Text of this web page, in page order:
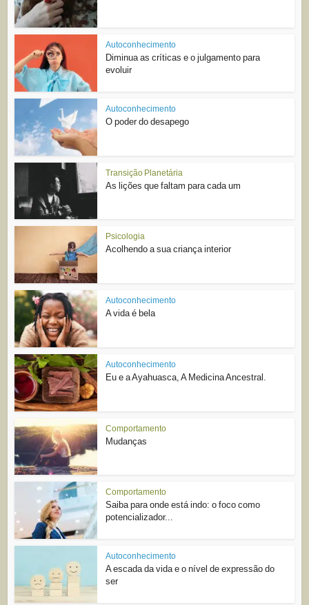
Autoconhecimento
Diminua as críticas e o julgamento para
evoluir
Autoconhecimento
O poder do desapego
Transição Planetária
As lições que faltam para cada um
Psicologia
Acolhendo a sua criança interior
Autoconhecimento
A vida é bela
Autoconhecimento
Eu e a Ayahuasca, A Medicina Ancestral.
Comportamento
Mudanças
Comportamento
Saiba para onde está indo: o foco como
potencializador...
Autoconhecimento
A escada da vida e o nível de expressão do
ser